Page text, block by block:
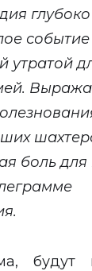
событие
утратой
боль для
будут